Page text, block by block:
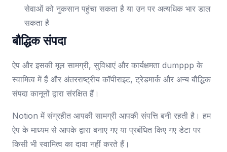
सेवाओं को नुकसान पहुंचा सकता है या उन पर अत्यधिक भार डाल
सकता है
बौद्धिक संपदा
ऐप और इसकी मूल सामग्री, सुविधाएं और कार्यक्षमता dumppp के
स्वामित्व में हैं और अंतरराष्ट्रीय कॉपीराइट, ट्रेडमार्क और अन्य बौद्धिक
संपदा कानूनों द्वारा संरक्षित हैं।
Notion में संग्रहीत आपकी सामग्री आपकी संपत्ति बनी रहती है। हम
ऐप के माध्यम से आपके द्वारा बनाए गए या प्रबंधित किए गए डेटा पर
किसी भी स्वामित्व का दावा नहीं करते हैं।